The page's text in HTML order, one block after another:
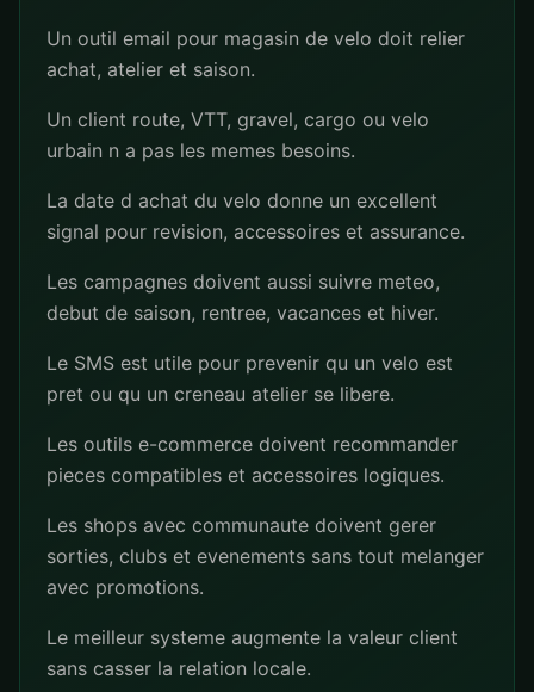
Un outil email pour magasin de velo doit relier
achat, atelier et saison.
Un client route, VTT, gravel, cargo ou velo
urbain n a pas les memes besoins.
La date d achat du velo donne un excellent
signal pour revision, accessoires et assurance.
Les campagnes doivent aussi suivre meteo,
debut de saison, rentree, vacances et hiver.
Le SMS est utile pour prevenir qu un velo est
pret ou qu un creneau atelier se libere.
Les outils e-commerce doivent recommander
pieces compatibles et accessoires logiques.
Les shops avec communaute doivent gerer
sorties, clubs et evenements sans tout melanger
avec promotions.
Le meilleur systeme augmente la valeur client
sans casser la relation locale.